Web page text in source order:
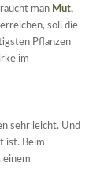
man Mut,
soll die
Pflanzen
im
sehr leicht. Und
ist. Beim
einem